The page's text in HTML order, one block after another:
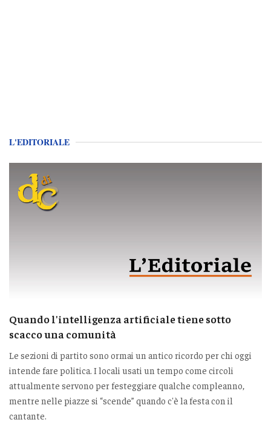
L'EDITORIALE
Quando l'intelligenza artificiale tiene sotto
scacco una comunità
Le sezioni di partito sono ormai un antico ricordo per chi oggi
intende fare politica. I locali usati un tempo come circoli
attualmente servono per festeggiare qualche compleanno,
mentre nelle piazze si “scende” quando c'è la festa con il
cantante.